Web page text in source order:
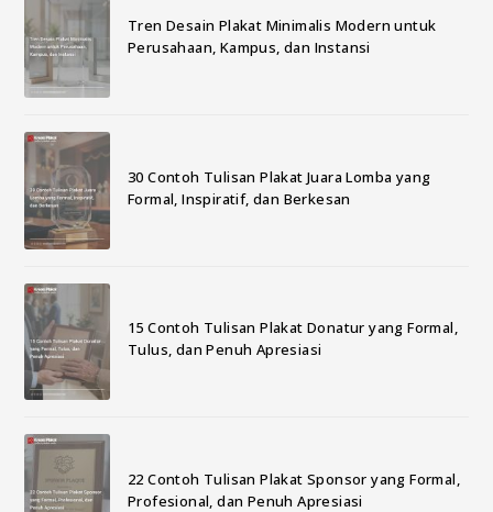
Tren Desain Plakat Minimalis Modern untuk
Perusahaan, Kampus, dan Instansi
30 Contoh Tulisan Plakat Juara Lomba yang
Formal, Inspiratif, dan Berkesan
15 Contoh Tulisan Plakat Donatur yang Formal,
Tulus, dan Penuh Apresiasi
22 Contoh Tulisan Plakat Sponsor yang Formal,
Profesional, dan Penuh Apresiasi